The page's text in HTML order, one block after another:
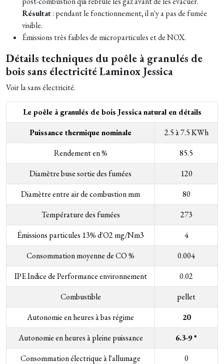
Résultat: pendant le fonctionnement, il n'y a pas de fumée
visible.
Émissions très faibles de microparticules et de NOX.
Détails techniques du poêle à granulés de
bois sans électricité Laminox Jessica
Voir la sans électricité.
Le poêle à granulés de bois Jessica natural en détails
Puissance thermique nominale
2.5 à 7.5 KWh
Rendement en %
85.5
Diamètre buse sortie des fumées
120
Diamètre entre air de combustion mm
80
Température des fumées
273
Émissions particules 13% d'O2 mg/Nm3
4
Consommation moyenne de CO %
0.004
IPE Indice de Performance environnement
0.02
Combustible
pellet
Autonomie en heures à bas régime
20
Autonomie en heures à pleine puissance
6.3-9 *
Consommation électrique à l'allumage
0